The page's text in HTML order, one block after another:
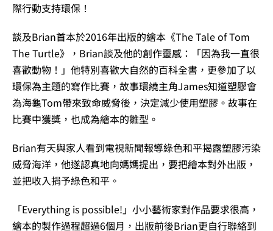
際行動支持環保！
談及Brian首本於2016年出版的繪本《The Tale of Tom
The Turtle》，Brian談及他的創作靈感：「因為我一直很
喜歡動物！」他特別喜歡大自然的百科全書，更參加了以
環保為主題的寫作比賽，故事環繞主角James知道塑膠會
為海龜Tom帶來致命威脅後，決定減少使用塑膠。故事在
比賽中獲獎，也成為繪本的雛型。
Brian有天與家人看到電視新聞報導綠色和平揭露塑膠污染
威脅海洋，他遂認真地向媽媽提出，要把繪本對外出版，
並把收入捐予綠色和平。
「Everything is possible!」小小藝術家對作品要求很高，
繪本的製作過程超過6個月，出版前後Brian更自行聯絡到